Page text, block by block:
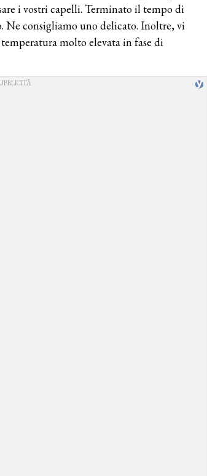
i vostri capelli. Terminato il tempo di
Ne consigliamo uno delicato. Inoltre, vi
molto elevata in fase di